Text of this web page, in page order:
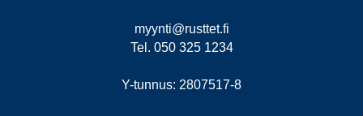
myynti@rusttet.fi
Tel. 050 325 1234
Y-tunnus: 2807517-8